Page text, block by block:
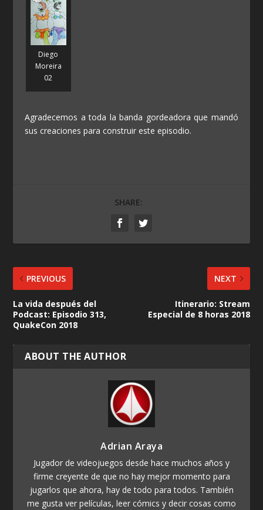
Diego
Moreira
02
Agradecemos a toda la banda gordeadora que mandó
sus creaciones para construir este episodio.
SHARE:
PREVIOUS
La vida después del
Podcast: Episodio 313,
QuakeCon 2018
NEXT
Itinerario: Stream
Especial de 8 horas 2018
ABOUT THE AUTHOR
Adrian Araya
Jugador de videojuegos desde hace muchos años y
firme creyente de que no hay mejor momento para
jugarlos que ahora, hay de todo para todos. También
me gusta ver películas, leer cómics y decir cosas como